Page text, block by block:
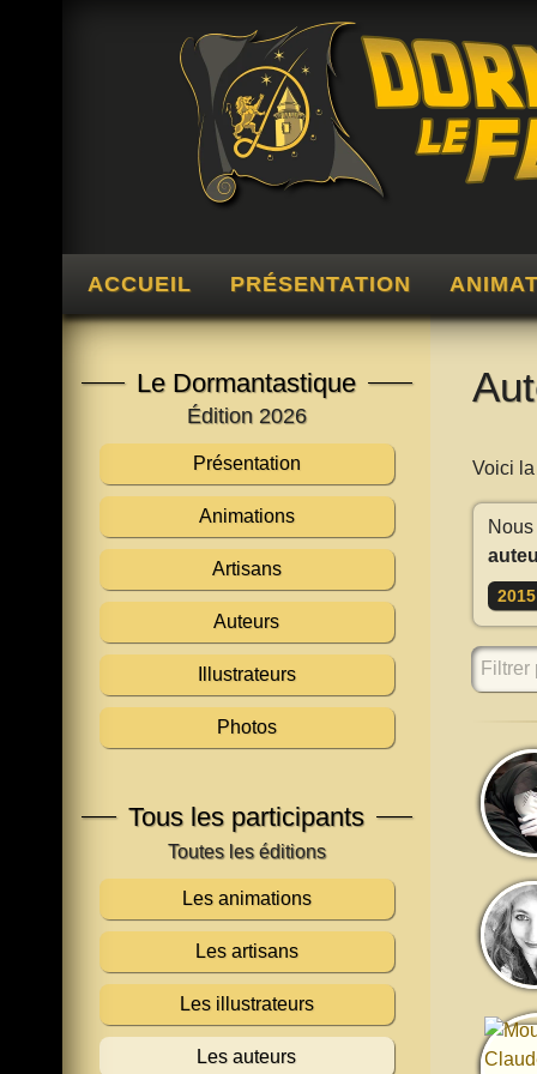
ACCUEIL PRÉSENTATION
Le Dormantastique
Édition 2026
Présentation
Animations
Artisans
Auteurs
Illustrateurs
Photos
Tous les participants
Les animations
Les artisans
Les illustrateurs
Les auteurs
Voici
2015
Filtrer